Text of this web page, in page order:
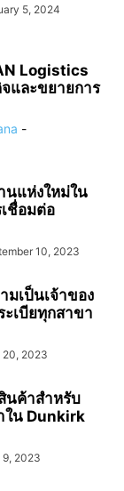
5, 2024
Logistics
และขยายการ
-
นแห่งใหม่ใน
ชื่อมต่อ
10, 2023
มเป็นเจ้าของ
เบียทุกสาขา
2023
นค้าสำหรับ
ใน Dunkirk
2023